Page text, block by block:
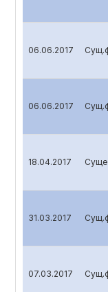
06.06.2017
06.06.2017
18.04.2017
31.03.2017
07.03.2017